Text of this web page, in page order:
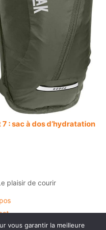
: sac à dos d’hydratation
plaisir de courir
site
vous garantir la meilleure